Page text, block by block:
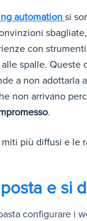
automation si
con
spalle. Queste
a non adottarla
non arrivano
.
più diffusi e le
e si
configurare i